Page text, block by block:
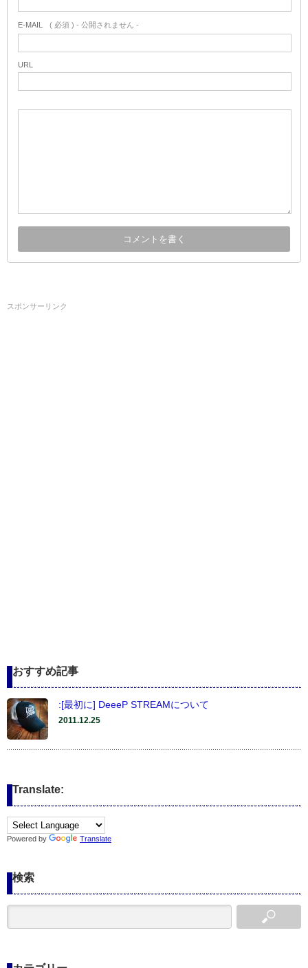
E-MAIL ( 必須 ) - 公開されません -
URL
スポンサーリンク
おすすめ記事
:[最初に] DeeeP STREAMについて
2011.12.25
Translate:
Powered by Translate
検索